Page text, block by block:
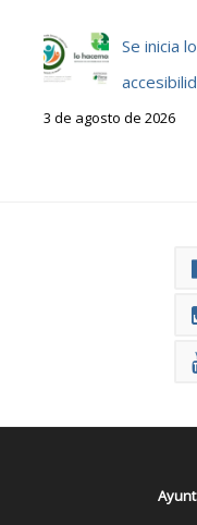
Se inicia
3 de agosto de 2026